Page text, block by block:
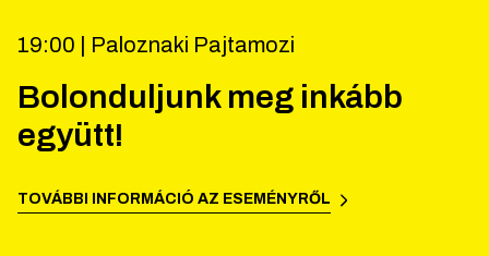
19:00 | Paloznaki Pajtamozi
Bolonduljunk meg inkább
együtt!
TOVÁBBI INFORMÁCIÓ AZ ESEMÉNYRŐL